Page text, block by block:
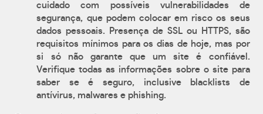
cuidado com possíveis vulnerabilidades de
segurança, que podem colocar em risco os seus
dados pessoais. Presença de SSL ou HTTPS, são
requisitos mínimos para os dias de hoje, mas por
si só não garante que um site é confiável.
Verifique todas as informações sobre o site para
saber se é seguro, inclusive blacklists de
antívirus, malwares e phishing.